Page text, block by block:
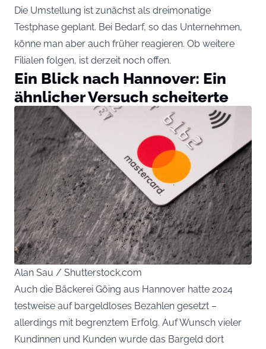
Die Umstellung ist zunächst als dreimonatige
Testphase geplant. Bei Bedarf, so das Unternehmen,
könne man aber auch früher reagieren. Ob weitere
Filialen folgen, ist derzeit noch offen.
Ein Blick nach Hannover: Ein
ähnlicher Versuch scheiterte
Alan Sau / Shutterstock.com
Auch die Bäckerei Göing aus Hannover hatte 2024
testweise auf bargeldloses Bezahlen gesetzt –
allerdings mit begrenztem Erfolg. Auf Wunsch vieler
Kundinnen und Kunden wurde das Bargeld dort